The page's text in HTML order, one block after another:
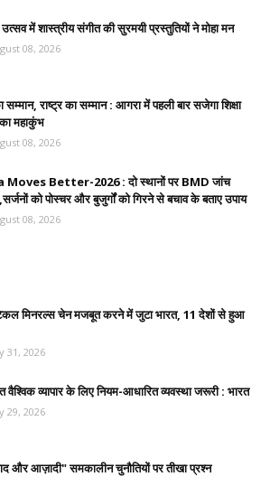
उत्सव में शास्त्रीय संगीत की सुरमयी प्रस्तुतियों ने मोहा मन
08, 2026
राष्ट्र का सम्मान : आगरा में पहली बार सजेगा शिक्षा
महाकुंभ
08, 2026
Moves Better-2026 : दो स्थानों पर BMD जांच
को पोस्चर और बुजुर्गों को गिरने से बचाव के बताए उपाय
08, 2026
मिनरल्स चेन मजबूत करने में जुटा भारत, 11 देशों से हुआ
31, 2026
वैश्विक व्यापार के लिए नियम-आधारित व्यवस्था जरूरी : भारत
29, 2026
और आज़ादी" समकालीन चुनौतियों पर तीखा प्रश्न